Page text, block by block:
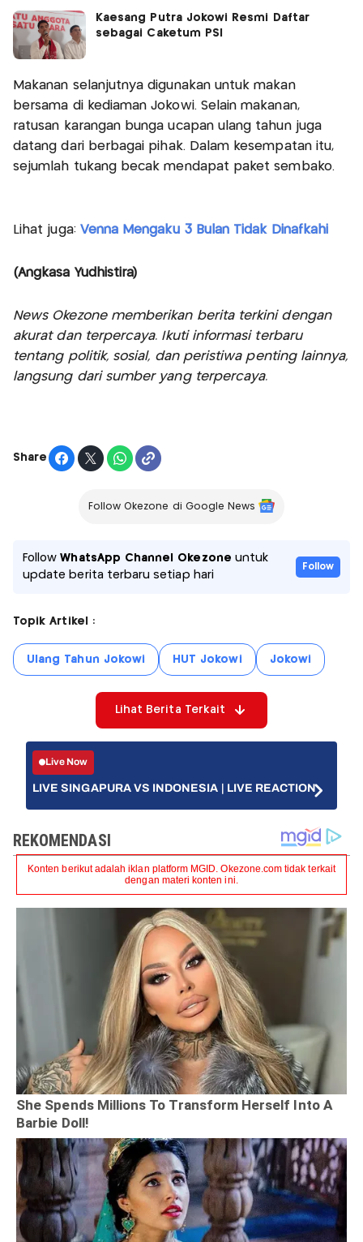
Kaesang Putra Jokowi Resmi Daftar
sebagai Caketum PSI
Makanan selanjutnya digunakan untuk makan
bersama di kediaman Jokowi. Selain makanan,
ratusan karangan bunga ucapan ulang tahun juga
datang dari berbagai pihak. Dalam kesempatan itu,
sejumlah tukang becak mendapat paket sembako.
Lihat juga: Venna Mengaku 3 Bulan Tidak Dinafkahi
(Angkasa Yudhistira)
News Okezone memberikan berita terkini dengan
akurat dan terpercaya. Ikuti informasi terbaru
tentang politik, sosial, dan peristiwa penting lainnya,
langsung dari sumber yang terpercaya.
Share
Follow Okezone di Google News
FollowWhatsApp Channel Okezone untuk
update berita terbaru setiap hari
Follow
Topik Artikel :
Ulang Tahun Jokowi HUT Jokowi Jokowi
Lihat Berita Terkait
Live Now
LIVE SINGAPURA VS INDONESIA | LIVE REACTION